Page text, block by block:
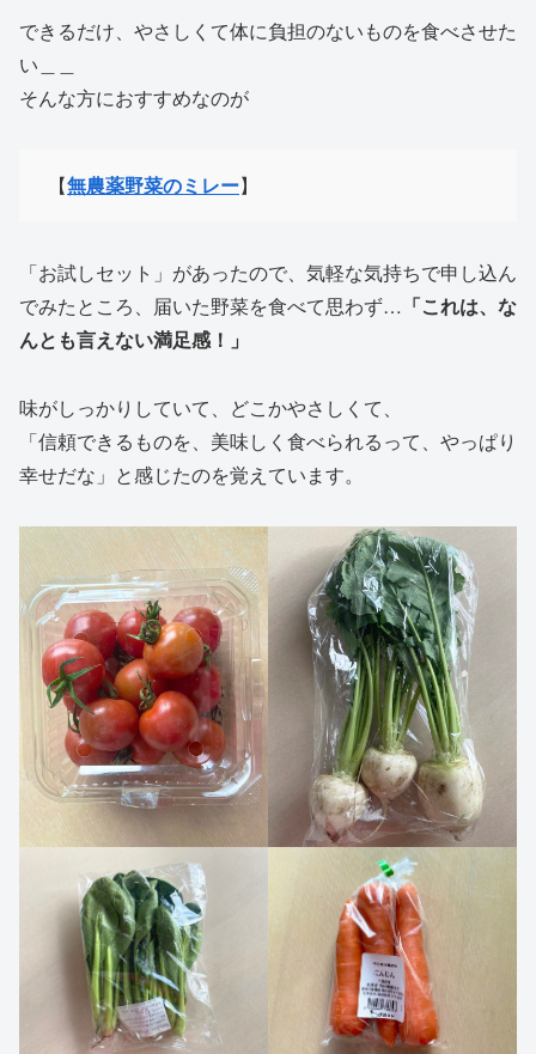
できるだけ、やさしくて体に負担のないものを食べさせた
い＿＿
そんな方におすすめなのが
【無農薬野菜のミレー】
「お試しセット」があったので、気軽な気持ちで申し込ん
でみたところ、届いた野菜を食べて思わず… 「これは、な
んとも言えない満足感！」
味がしっかりしていて、どこかやさしくて、
「信頼できるものを、美味しく食べられるって、やっぱり
幸せだな」と感じたのを覚えています。